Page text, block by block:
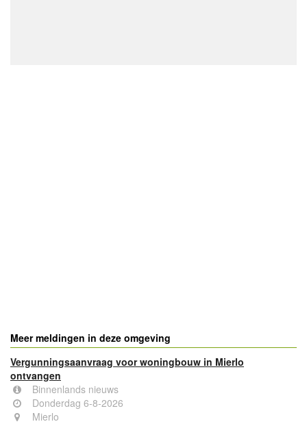
Meer meldingen in deze omgeving
Vergunningsaanvraag voor woningbouw in Mierlo
ontvangen
Binnenlands nieuws
Donderdag 6-8-2026
Mierlo